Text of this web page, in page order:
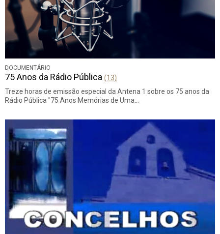
DOCUMENTÁRIO
75 Anos da Rádio Pública (13)
Treze horas de emissão especial da Antena 1 sobre os 75 anos da
Rádio Pública "75 Anos Memórias de Uma…